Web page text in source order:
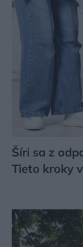
Šíri sa z
Tieto kroky